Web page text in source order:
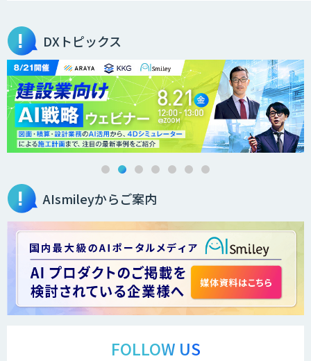
高性能 AI エンジン搭載エッジシステム
「VAB-5000」
３次元計測アプリRulerless
AIカメラ搭載ドライブレコーダー「VIA
LINE WORKS PaperOn
ス」
DXトピックス
AIsmileyからご案内
FOLLOW US